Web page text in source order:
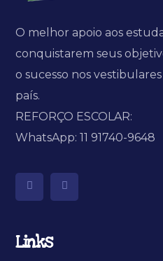
O melhor apoio aos
conquistarem seus
o sucesso nos
país.
REFORÇO ESCOLAR:
WhatsApp: 11 91740-9648
Links